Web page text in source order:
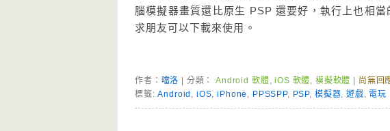
腦模擬器畫質還比原生 PSP 還要好，執行上也相
求朋友可以下載來使用。
作者： 噹洛 | 分類：Android 軟體,iOS 軟體, 模擬軟體
尚無回
標籤:Android , iOS,iPhone , PPSSPP, PSP, 模擬器,遊戲, 電玩